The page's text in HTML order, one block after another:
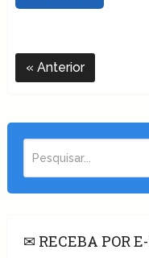
Anterior
✉ RECEBA POR